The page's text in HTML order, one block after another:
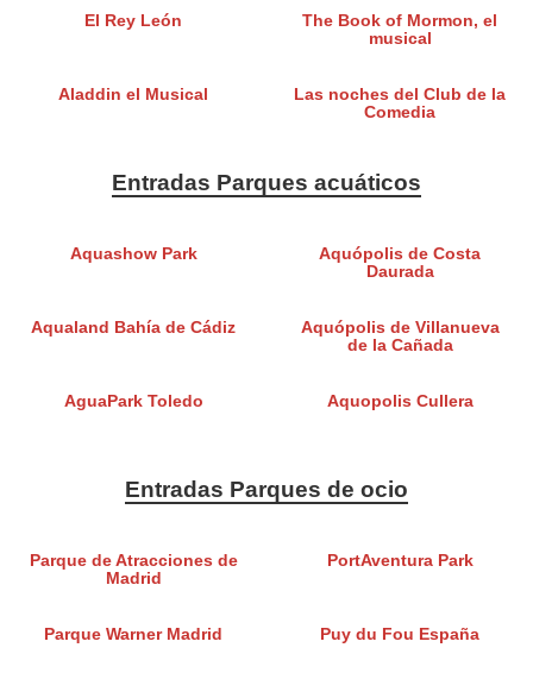
El Rey León
The Book of Mormon, el
musical
Aladdin el Musical
Las noches del Club de la
Comedia
Entradas Parques acuáticos
Aquashow Park
Aquópolis de Costa
Daurada
Aqualand Bahía de Cádiz
Aquópolis de Villanueva
de la Cañada
AguaPark Toledo Aquopolis Cullera
Entradas Parques de ocio
Parque de Atracciones de
Madrid
PortAventura Park
Parque Warner Madrid Puy du Fou España